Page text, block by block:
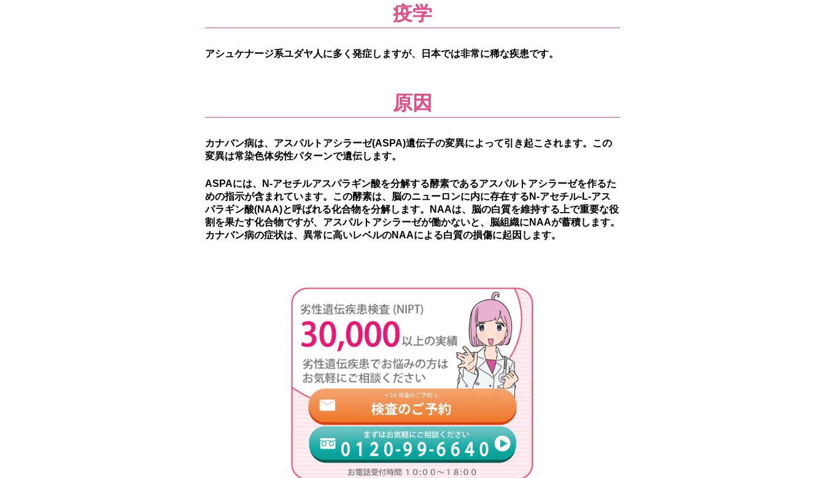
疫学
アシュケナージ系ユダヤ人に多く発症しますが、日本では非常に稀な疾患です。
原因
カナバン病は、アスパルトアシラーゼ(ASPA)遺伝子の変異によって引き起こされます。この
変異は常染色体劣性パターンで遺伝します。
ASPAには、N-アセチルアスパラギン酸を分解する酵素であるアスパルトアシラーゼを作るた
めの指示が含まれています。この酵素は、脳のニューロンに内に存在するN-アセチル-L-アス
パラギン酸(NAA)と呼ばれる化合物を分解します。NAAは、脳の白質を維持する上で重要な役
割を果たす化合物ですが、アスパルトアシラーゼが働かないと、脳組織にNAAが蓄積します。
カナバン病の症状は、異常に高いレベルのNAAによる白質の損傷に起因します。